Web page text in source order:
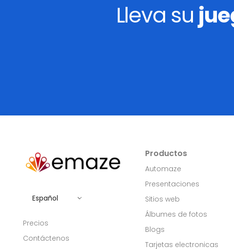
Lleva su
Español
Precios
Contáctenos
Productos
Automaze
Presentaciones
Sitios web
Álbumes de fotos
Blogs
Tarjetas electronicas